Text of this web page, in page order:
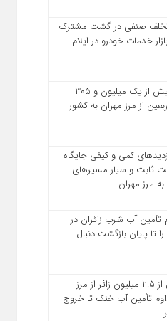
۱۰ تخلف صنفی در گشت مشترک
خدمات خودرو در ایلام
بازگشت بیش از یک میلیون و ۳۰۵
از مرز مهران به کشور
کمی و کیفی جایگاه‌
ثابت و سیار مسیرهای
مرز مهران
تأمین آب شرب زائران در
تا پایان بازگشت دنبال
تردد بیش از ۲.۵ میلیون زائر از مرز
تأمین آب خنک تا خروج